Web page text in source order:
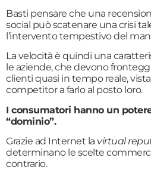
Basti pensare che una
social può scatenare una crisi
l’intervento tempestivo del
La velocità è quindi una
le aziende, che devono
clienti quasi in tempo reale,
competitor a farlo al posto loro.
I consumatori hanno un
“dominio”.
Grazie ad Internet la virtual
determinano le scelte
contrario.